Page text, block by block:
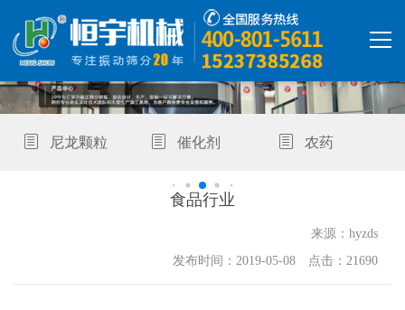
首页
产品中心尼龙颗粒 催化剂 农药
食品行业
来源：hyzds
发布时间：2019-05-08 点击：21690